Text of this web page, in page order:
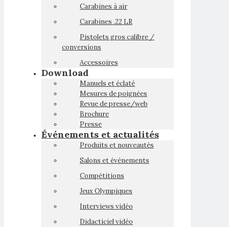
Carabines à air
Carabines .22 LR
Pistolets gros calibre /
conversions
Accessoires
Download
Manuels et éclaté
Mesures de poignées
Revue de presse/web
Brochure
Presse
Événements et actualités
Produits et nouveautés
Salons et événements
Compétitions
Jeux Olympiques
Interviews vidéo
Didacticiel vidéo